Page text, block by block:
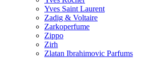
Yves Saint Laurent
Zadig & Voltaire
Zarkoperfume
Zippo
Zirh
Zlatan Ibrahimovic Parfums